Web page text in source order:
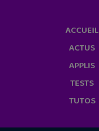
ACCUEIL
ACTUS
APPLIS
TESTS
TUTOS